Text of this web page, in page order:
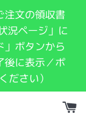
注文の領収書
況ページ」に
」ボタンから
後に表示／ポ
ださい）